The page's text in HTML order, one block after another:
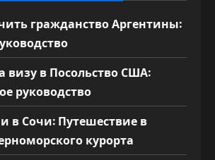
гражданство Аргентины:
визу в Посольство США:
руководство
в Сочи: Путешествие в
курорта